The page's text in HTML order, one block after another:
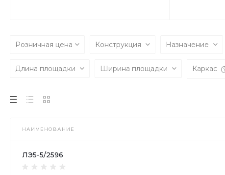
Розничная цена Конструкция Назначение
Длина площадки Ширина площадки Каркас
НАИМЕНОВАНИЕ
ЛЭ5-5/2596